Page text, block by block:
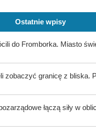
Ostatnie wpisy
do Fromborka. Miasto
zobaczyć granicę z bliska.
łączą siły w